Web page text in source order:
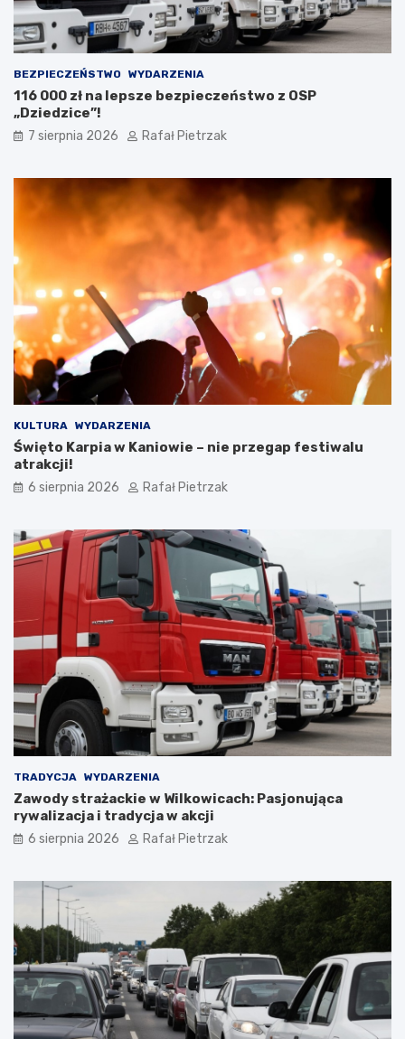
BEZPIECZEŃSTWO WYDARZENIA
116 000 zł na lepsze bezpieczeństwo z OSP
„Dziedzice”!
7 sierpnia 2026 Rafał Pietrzak
KULTURA WYDARZENIA
Święto Karpia w Kaniowie – nie przegap festiwalu
atrakcji!
6 sierpnia 2026 Rafał Pietrzak
TRADYCJA WYDARZENIA
Zawody strażackie w Wilkowicach: Pasjonująca
rywalizacja i tradycja w akcji
6 sierpnia 2026 Rafał Pietrzak